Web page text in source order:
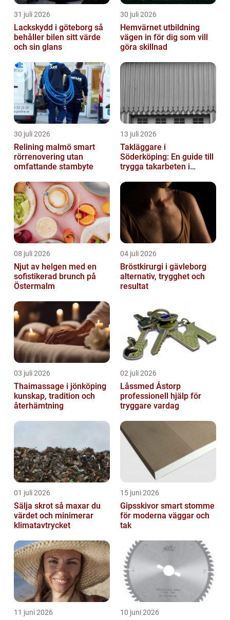
31 juli 2026
Lackskydd i göteborg så
behåller bilen sitt värde
och sin glans
30 juli 2026
Hemvärnet utbildning
vägen in för dig som vill
göra skillnad
30 juli 2026
Relining malmö smart
rörrenovering utan
omfattande stambyte
13 juli 2026
Takläggare i
Söderköping: En guide till
trygga takarbeten i
08 juli 2026
Njut av helgen med en
sofistikerad brunch på
Östermalm
04 juli 2026
Bröstkirurgi i gävleborg
alternativ, trygghet och
resultat
03 juli 2026
Thaimassage i jönköping
kunskap, tradition och
återhämtning
02 juli 2026
Låssmed Åstorp
professionell hjälp för
tryggare vardag
01 juli 2026
Sälja skrot så maxar du
värdet och minimerar
klimatavtrycket
15 juni 2026
Gipsskivor smart stomme
för moderna väggar och
tak
11 juni 2026 10 juni 2026